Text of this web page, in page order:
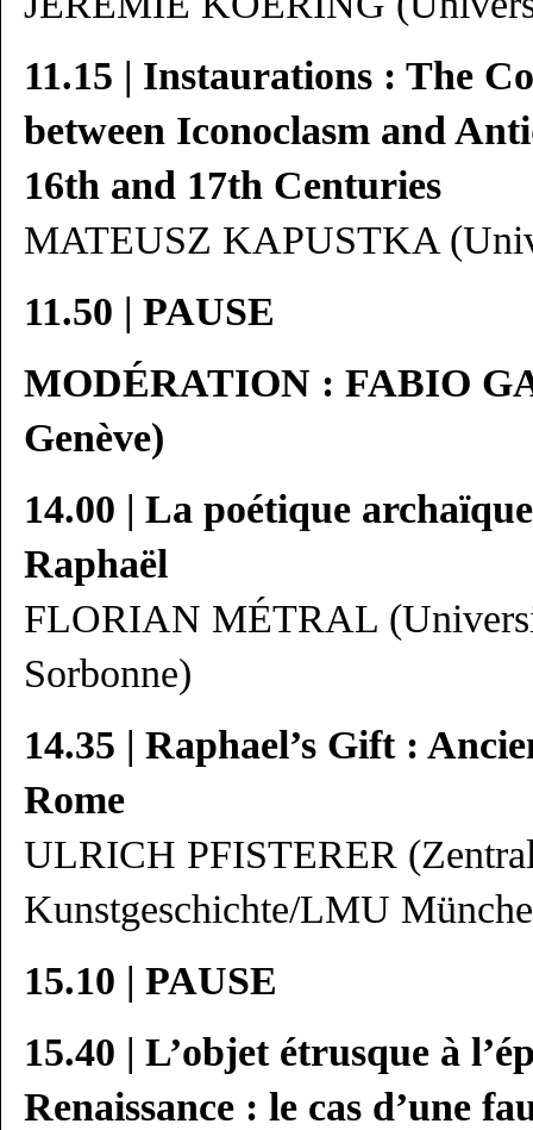
11.15 | Instaurations : The
between Iconoclasm and
16th and 17th Centuries
MATEUSZ KAPUSTKA
11.50 | PAUSE
MODÉRATION : FABIO
Genève)
14.00 | La poétique
Raphaël
FLORIAN MÉTRAL
Sorbonne)
14.35 | Raphael’s Gift :
Rome
ULRICH PFISTERER
Kunstgeschichte/LMU
15.10 | PAUSE
15.40 | L’objet étrusque à
Renaissance : le cas d’une